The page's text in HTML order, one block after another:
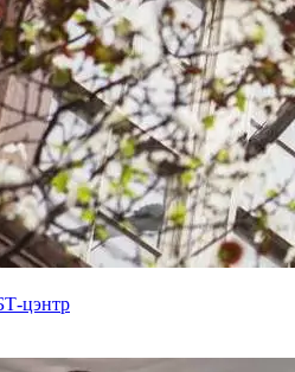
цэнтр